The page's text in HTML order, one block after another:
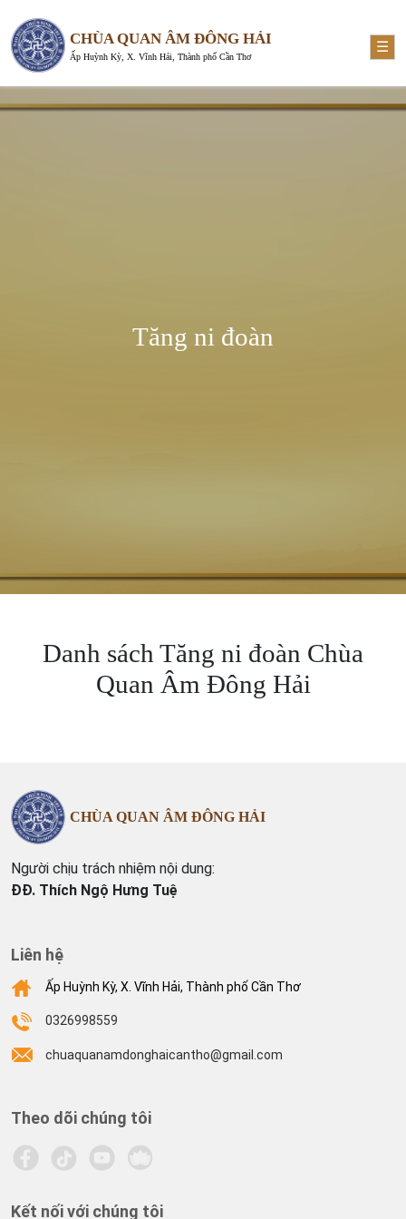
CHÙA QUAN ÂM ĐÔNG HẢI
Ấp Huỳnh Kỳ, X. Vĩnh Hải, Thành phố Cần Thơ
☰
Tăng ni đoàn
Danh sách Tăng ni đoàn Chùa
Quan Âm Đông Hải
CHÙA QUAN ÂM ĐÔNG HẢI
Người chịu trách nhiệm nội dung:
ĐĐ. Thích Ngộ Hưng Tuệ
Liên hệ
Ấp Huỳnh Kỳ, X. Vĩnh Hải, Thành phố Cần Thơ
0326998559
chuaquanamdonghaicantho@gmail.com
Theo dõi chúng tôi
Kết nối với chúng tôi